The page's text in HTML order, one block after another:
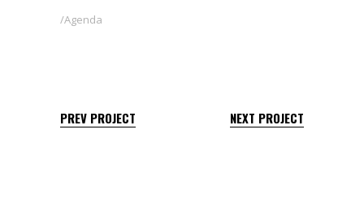
Agenda
PREV PROJECT NEXT PROJECT